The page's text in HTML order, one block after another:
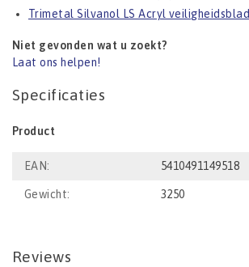
Trimetal Silvanol LS Acryl veiligheidsblad
Niet gevonden wat u zoekt?
Laat ons helpen!
Specificaties
Product
EAN: 5410491149518
Gewicht: 3250
Reviews